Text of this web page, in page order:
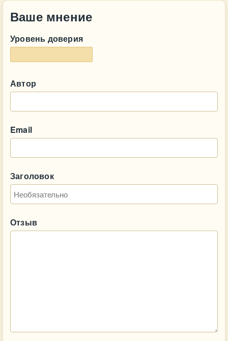
Ваше мнение
Уровень доверия
Автор
Email
Заголовок
Отзыв